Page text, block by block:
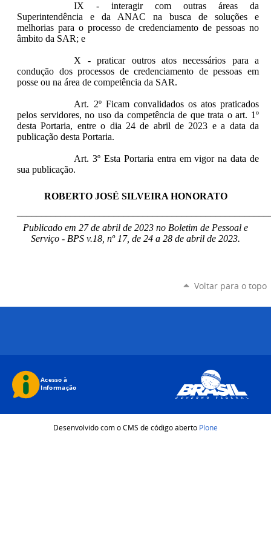
IX - interagir com outras áreas da
Superintendência e da ANAC na busca de soluções e
melhorias para o processo de credenciamento de pessoas no
âmbito da SAR; e
X - praticar outros atos necessários para a
condução dos processos de credenciamento de pessoas em
posse ou na área de competência da SAR.
Art. 2º Ficam convalidados os atos praticados
pelos servidores, no uso da competência de que trata o art. 1º
desta Portaria, entre o dia 24 de abril de 2023 e a data da
publicação desta Portaria.
Art. 3º Esta Portaria entra em vigor na data de
sua publicação.
ROBERTO JOSÉ SILVEIRA HONORATO
Publicado em 27 de abril de 2023 no Boletim de Pessoal e
Serviço - BPS v.18, nº 17, de 24 a 28 de abril de 2023.
Voltar para o topo
Desenvolvido com o CMS de código aberto Plone